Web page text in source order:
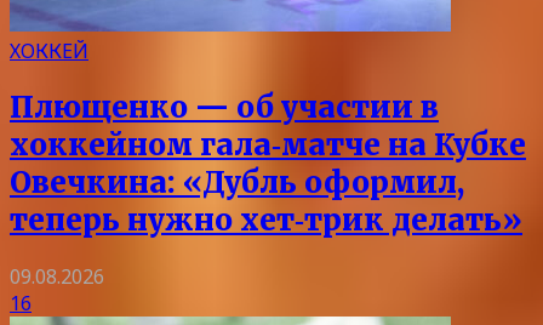
ХОККЕЙ
Плющенко — об участии в
хоккейном гала‑матче на Кубке
Овечкина: «Дубль оформил,
теперь нужно хет‑трик делать»
09.08.2026
16